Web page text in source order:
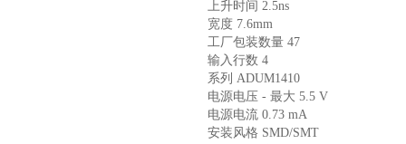
上升时间 2.5ns
宽度 7.6mm
工厂包装数量 47
输入行数 4
系列 ADUM1410
电源电压 - 最大 5.5 V
电源电流 0.73 mA
安装风格 SMD/SMT